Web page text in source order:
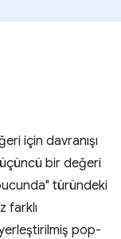
için davranışı
bir değeri
türündeki
farklı
pop-